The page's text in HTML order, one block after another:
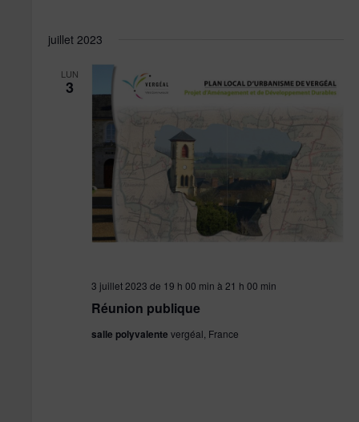
juillet 2023
LUN
3
Réunion publique
3 juillet 2023 de 19 h 00 min à 21 h 00 min
salle polyvalente vergéal, France